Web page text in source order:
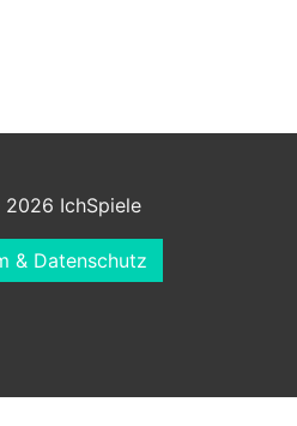
IchSpiele
& Datenschutz